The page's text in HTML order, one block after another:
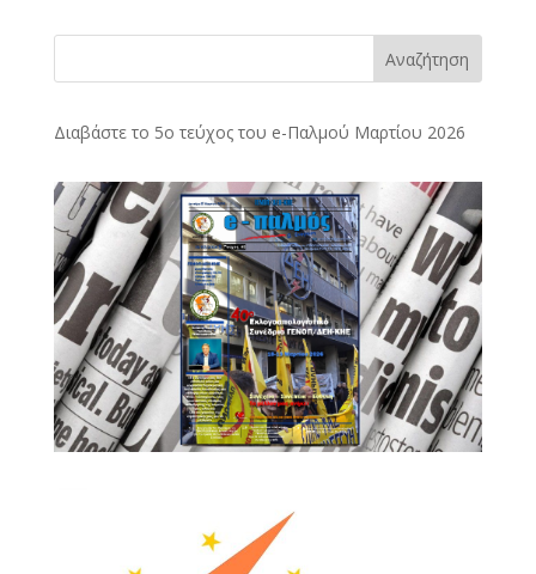
Αναζήτηση
Διαβάστε το 5ο τεύχος του e-Παλμού Μαρτίου 2026